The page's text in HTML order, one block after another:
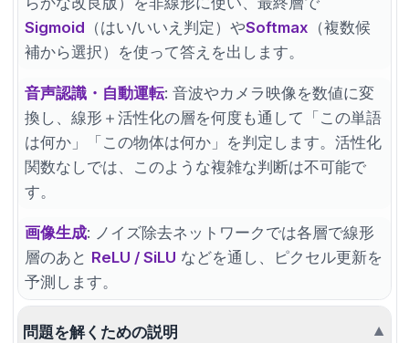
Sigmoid （はい/いいえ判定）やSoftmax （複数候
補から選択）を使って答えを出します。
音声認識・自動運転: 音波やカメラ映像を数値に変
換し、線形＋活性化の層を何度も通して「この単語
は何か」「この物体は何か」を判定します。活性化
関数なしでは、このような複雑な判断は不可能で
す。
画像生成: ノイズ除去ネットワークでは各層で線形
層のあと ReLU / SiLU などを通し、ピクセル更新を
予測します。
問題を解くための説明 ▼